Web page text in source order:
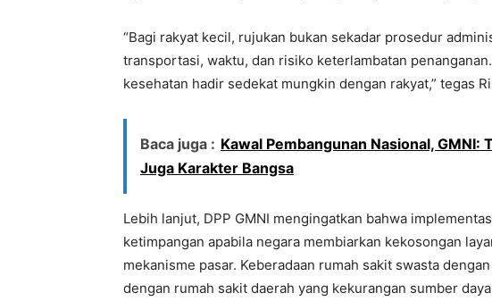
“Bagi rakyat kecil, rujukan bukan sekadar prosedur
transportasi, waktu, dan risiko keterlambatan
kesehatan hadir sedekat mungkin dengan rakyat,” tegas
Baca juga : Kawal Pembangunan Nasional, GMNI:
Juga Karakter Bangsa
Lebih lanjut, DPP GMNI mengingatkan bahwa
ketimpangan apabila negara membiarkan kekosongan
mekanisme pasar. Keberadaan rumah sakit swasta
dengan rumah sakit daerah yang kekurangan sumber